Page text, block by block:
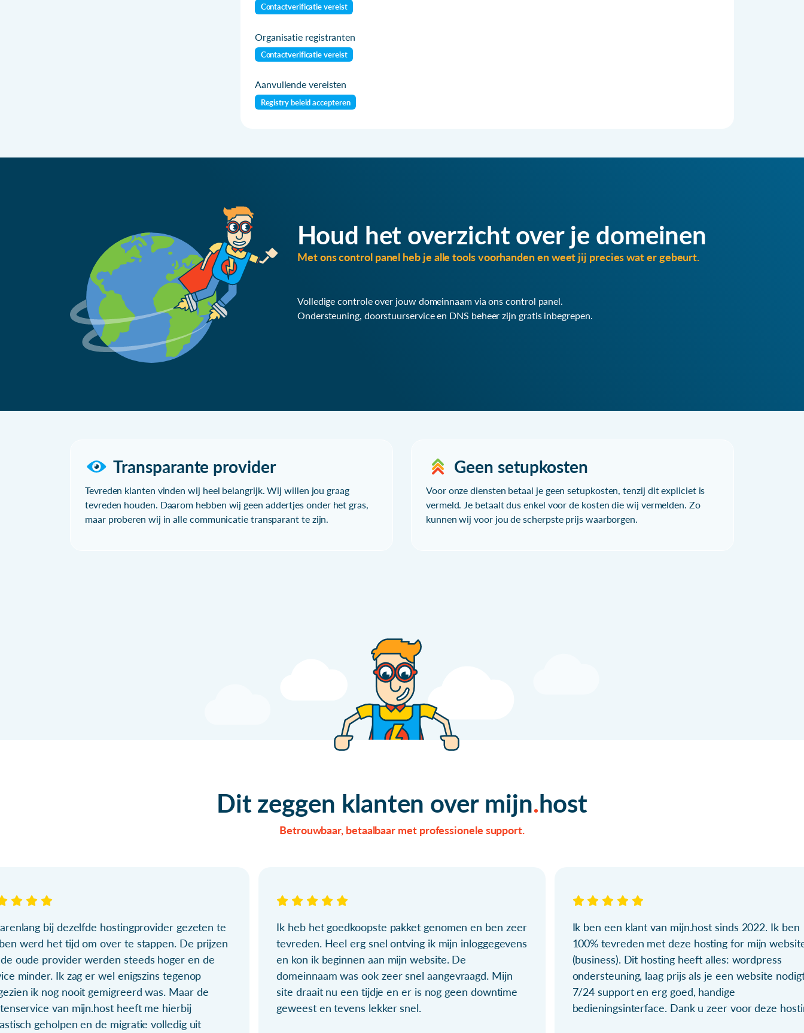
Contactverificatie vereist
Organisatie registranten
Contactverificatie vereist
Aanvullende vereisten
Registry beleid accepteren
Houd het overzicht over je domeinen
Met ons control panel heb je alle tools voorhanden en weet jij precies wat er gebeurt.
Volledige controle over jouw domeinnaam via ons control panel.
Ondersteuning, doorstuurservice en DNS beheer zijn gratis inbegrepen.
Transparante provider
Tevreden klanten vinden wij heel belangrijk. Wij willen jou graag
tevreden houden. Daarom hebben wij geen addertjes onder het gras,
maar proberen wij in alle communicatie transparant te zijn.
Geen setupkosten
Voor onze diensten betaal je geen setupkosten, tenzij dit expliciet is
vermeld. Je betaalt dus enkel voor de kosten die wij vermelden. Zo
kunnen wij voor jou de scherpste prijs waarborgen.
Dit zeggen klanten over mijn host
Betrouwbaar, betaalbaar met professionele support.
bij dezelfde hostingprovider gezeten te
werd het tijd om over te stappen. De prijzen
oude provider werden steeds hoger en de
minder. Ik zag er wel enigszins tegenop
ik nog nooit gemigreerd was. Maar de
van mijn.host heeft me hierbij
geholpen en de migratie volledig uit
Ik heb het goedkoopste pakket genomen en ben zeer
tevreden. Heel erg snel ontving ik mijn inloggegevens
en kon ik beginnen aan mijn website. De
domeinnaam was ook zeer snel aangevraagd. Mijn
site draait nu een tijdje en er is nog geen downtime
geweest en tevens lekker snel.
Ik ben een klant van mijn.host sinds 2022. Ik ben
100% tevreden met deze hosting for mijn
(business). Dit hosting heeft alles: wordpress
ondersteuning, laag prijs als je een website
7/24 support en erg goed, handige
bedieningsinterface. Dank u zeer voor deze